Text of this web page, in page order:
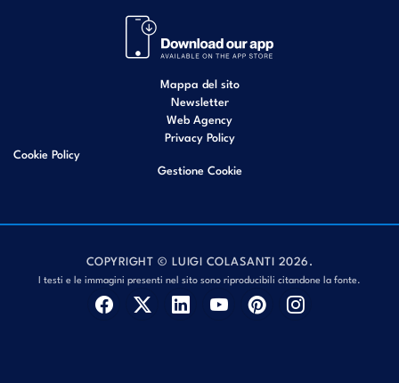
Mappa del sito
Newsletter
Web Agency
Privacy Policy
Cookie Policy
Gestione Cookie
COPYRIGHT © LUIGI COLASANTI 2026.
I testi e le immagini presenti nel sito sono riproducibili citandone la fonte.